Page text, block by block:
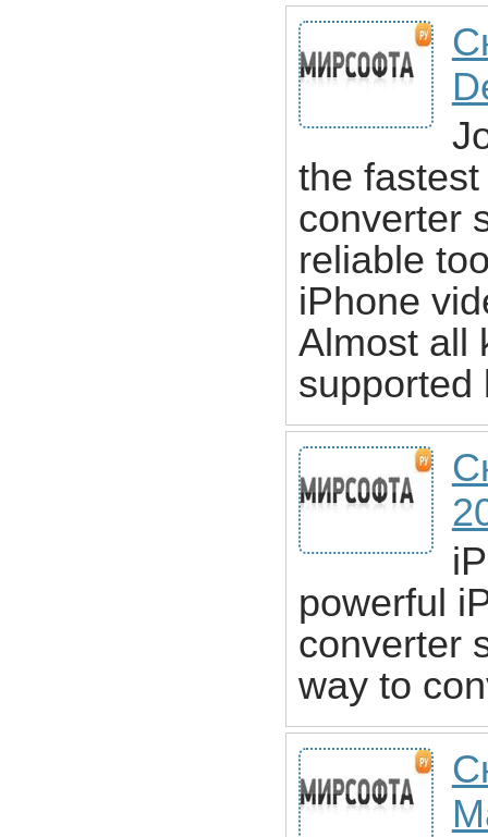
the
converter
reliable
iPhone
Almost all
supported
powerful
converter
way to